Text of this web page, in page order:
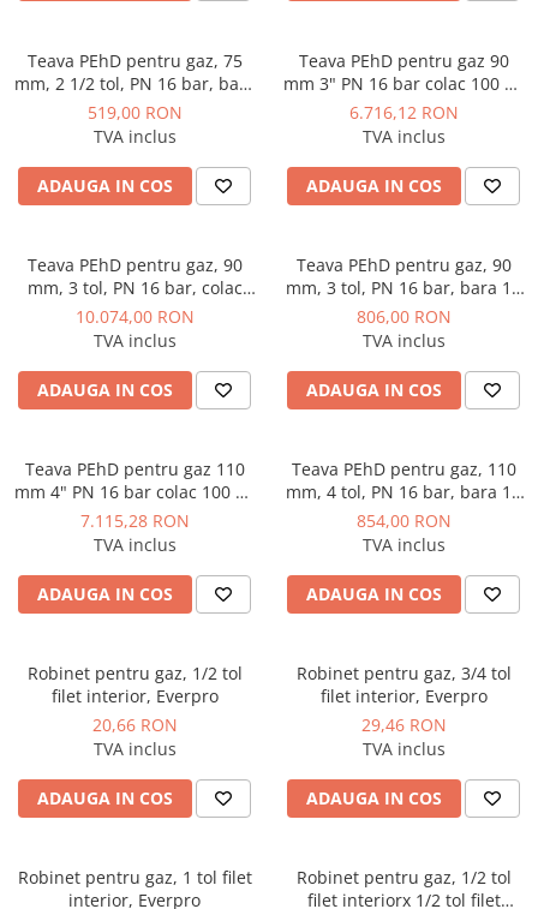
Teava PEhD pentru gaz, 75
mm, 2 1/2 tol, PN 16 bar, bara
12 ml, PE100 SDR11
519,00 RON
TVA inclus
ADAUGA IN COS
Teava PEhD pentru gaz 90
mm 3" PN 16 bar colac 100 ml
PE100 SDR11
6.716,12 RON
TVA inclus
ADAUGA IN COS
Teava PEhD pentru gaz, 90
mm, 3 tol, PN 16 bar, colac
150 ml, PE100 SDR11
10.074,00 RON
TVA inclus
ADAUGA IN COS
Teava PEhD pentru gaz, 90
mm, 3 tol, PN 16 bar, bara 12
ml, PE100 SDR11
806,00 RON
TVA inclus
ADAUGA IN COS
Teava PEhD pentru gaz 110
mm 4" PN 16 bar colac 100 ml
PE100 SDR11
7.115,28 RON
TVA inclus
ADAUGA IN COS
Teava PEhD pentru gaz, 110
mm, 4 tol, PN 16 bar, bara 12
ml, PE100 SDR11
854,00 RON
TVA inclus
ADAUGA IN COS
Robinet pentru gaz, 1/2 tol
filet interior, Everpro
20,66 RON
TVA inclus
ADAUGA IN COS
Robinet pentru gaz, 3/4 tol
filet interior, Everpro
29,46 RON
TVA inclus
ADAUGA IN COS
Robinet pentru gaz, 1 tol filet
interior, Everpro
Robinet pentru gaz, 1/2 tol
filet interiorx 1/2 tol filet